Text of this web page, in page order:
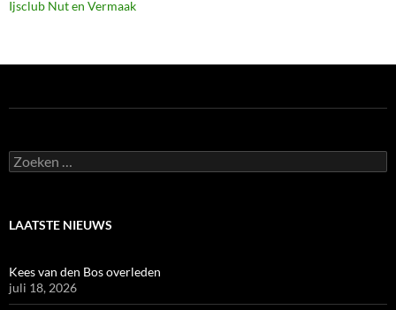
Ijsclub Nut en Vermaak
Zoeken
naar:
LAATSTE NIEUWS
Kees van den Bos overleden
juli 18, 2026